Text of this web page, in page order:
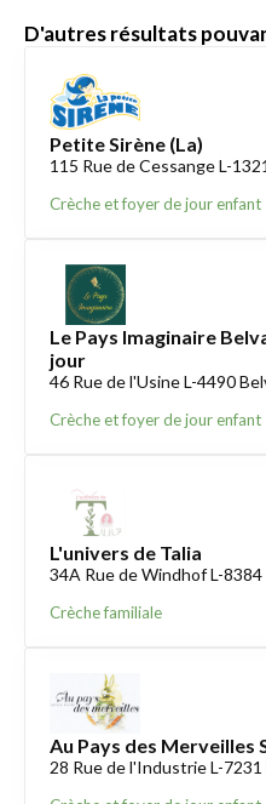
D'autres résultats
Petite Sirène (La)
115 Rue de Cessange L-
Crèche et foyer de jour enfant
Le Pays Imaginaire
jour
46 Rue de l'Usine L-4490
Crèche et foyer de jour enfant
L'univers de Talia
34A Rue de Windhof L-
Crèche familiale
Au Pays des Merveilles
28 Rue de l'Industrie L-